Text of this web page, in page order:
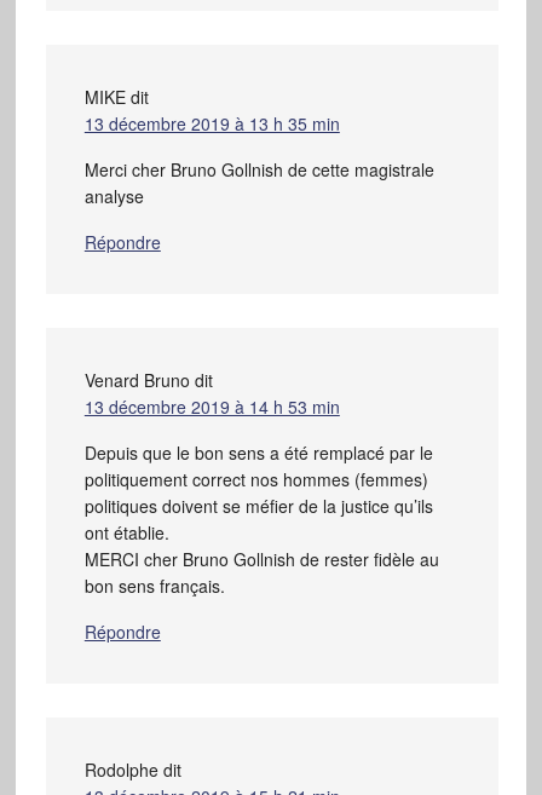
MIKE dit
13 décembre 2019 à 13 h 35 min
Merci cher Bruno Gollnish de cette magistrale
analyse
Répondre
Venard Bruno dit
13 décembre 2019 à 14 h 53 min
Depuis que le bon sens a été remplacé par le
politiquement correct nos hommes (femmes)
politiques doivent se méfier de la justice qu’ils
ont établie.
MERCI cher Bruno Gollnish de rester fidèle au
bon sens français.
Répondre
Rodolphe dit